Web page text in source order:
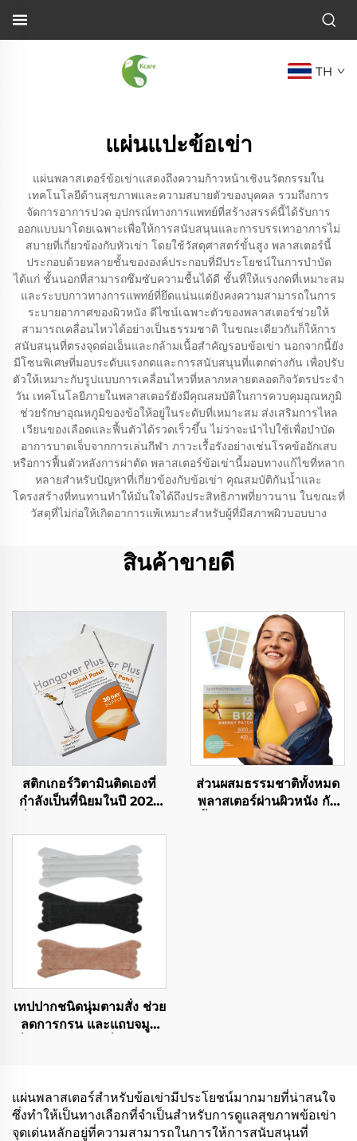
TH
แผ่นแปะข้อเข่า
แผ่นพลาสเตอร์ข้อเข่าแสดงถึงความก้าวหน้าเชิงนวัตกรรมใน
เทคโนโลยีด้านสุขภาพและความสบายตัวของบุคคล รวมถึงการ
จัดการอาการปวด อุปกรณ์ทางการแพทย์ที่สร้างสรรค์นี้ได้รับการ
ออกแบบมาโดยเฉพาะเพื่อให้การสนับสนุนและการบรรเทาอาการไม่
สบายที่เกี่ยวข้องกับหัวเข่า โดยใช้วัสดุศาสตร์ขั้นสูง พลาสเตอร์นี้
ประกอบด้วยหลายชั้นขององค์ประกอบที่มีประโยชน์ในการบำบัด
ได้แก่ ชั้นนอกที่สามารถซึมซับความชื้นได้ดี ชั้นที่ให้แรงกดที่เหมาะสม
และระบบกาวทางการแพทย์ที่ยึดแน่นแต่ยังคงความสามารถในการ
ระบายอากาศของผิวหนัง ดีไซน์เฉพาะตัวของพลาสเตอร์ช่วยให้
สามารถเคลื่อนไหวได้อย่างเป็นธรรมชาติ ในขณะเดียวกันก็ให้การ
สนับสนุนที่ตรงจุดต่อเอ็นและกล้ามเนื้อสำคัญรอบข้อเข่า นอกจากนี้ยัง
มีโซนพิเศษที่มอบระดับแรงกดและการสนับสนุนที่แตกต่างกัน เพื่อปรับ
ตัวให้เหมาะกับรูปแบบการเคลื่อนไหวที่หลากหลายตลอดกิจวัตรประจำ
วัน เทคโนโลยีภายในพลาสเตอร์ยังมีคุณสมบัติในการควบคุมอุณหภูมิ
ช่วยรักษาอุณหภูมิของข้อให้อยู่ในระดับที่เหมาะสม ส่งเสริมการไหล
เวียนของเลือดและฟื้นตัวได้รวดเร็วขึ้น ไม่ว่าจะนำไปใช้เพื่อบำบัด
อาการบาดเจ็บจากการเล่นกีฬา ภาวะเรื้อรังอย่างเช่นโรคข้ออักเสบ
หรือการฟื้นตัวหลังการผ่าตัด พลาสเตอร์ข้อเข่านี้มอบทางแก้ไขที่หลาก
หลายสำหรับปัญหาที่เกี่ยวข้องกับข้อเข่า คุณสมบัติกันน้ำและ
โครงสร้างที่ทนทานทำให้มั่นใจได้ถึงประสิทธิภาพที่ยาวนาน ในขณะที่
วัสดุที่ไม่ก่อให้เกิดอาการแพ้เหมาะสำหรับผู้ที่มีสภาพผิวบอบบาง
สินค้าขายดี
สติกเกอร์วิตามินติดเองที่
กำลังเป็นที่นิยมในปี 2022
เมาค้าง นอนหลับสนิท และ
เพิ่มสมาธิ
ส่วนผสมธรรมชาติทั้งหมด
พลาสเตอร์ผ่านผิวหนัง กัน
เทปปากชนิดนุ่มตามสั่ง ช่วย
ลดการกรน และแถบจมูก
แผ่นพลาสเตอร์สำหรับข้อเข่ามีประโยชน์มากมายที่น่าสนใจ
ซึ่งทำให้เป็นทางเลือกที่จำเป็นสำหรับการดูแลสุขภาพข้อเข่า
จุดเด่นหลักอยู่ที่ความสามารถในการให้การสนับสนุนที่